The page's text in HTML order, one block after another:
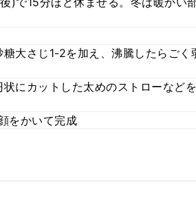
大さじ1-2を加え、沸騰したらごく
にカットした太めのストローなど
をかいて完成